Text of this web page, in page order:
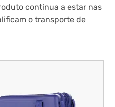
continua a estar nas
o transporte de